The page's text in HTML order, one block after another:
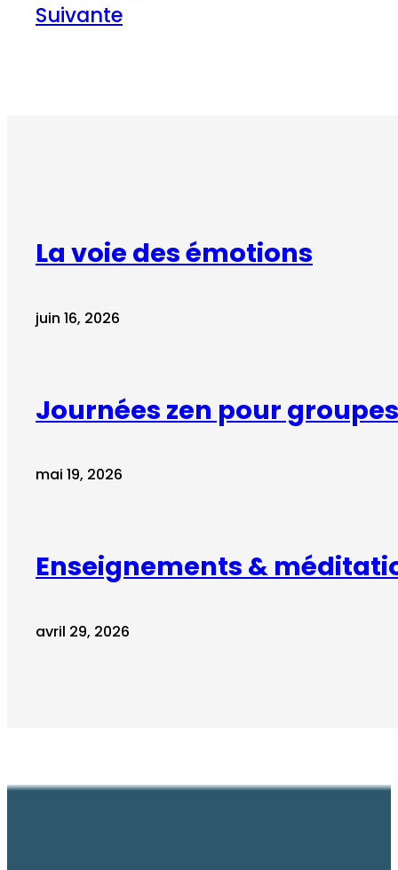
Suivante
La voie des émotions
juin 16, 2026
Journées zen pour
mai 19, 2026
Enseignements &
avril 29, 2026